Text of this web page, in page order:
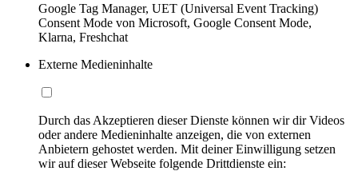
Google Tag Manager, UET (Universal Event Tracking)
Consent Mode von Microsoft, Google Consent Mode,
Klarna, Freshchat
Externe Medieninhalte
Durch das Akzeptieren dieser Dienste können wir dir Videos
oder andere Medieninhalte anzeigen, die von externen
Anbietern gehostet werden. Mit deiner Einwilligung setzen
wir auf dieser Webseite folgende Drittdienste ein: